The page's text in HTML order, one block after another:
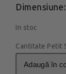
In stoc
Cantitate Petit
adaugă în